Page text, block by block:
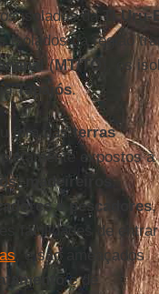
isolados daTI Uru-
isolados da região
(MT/TO ), os
Tapajós.
fora dasterras
expostos à
,madeireiros,
e pescadores,
facilidades de entrar
, e são ameaçados
e de